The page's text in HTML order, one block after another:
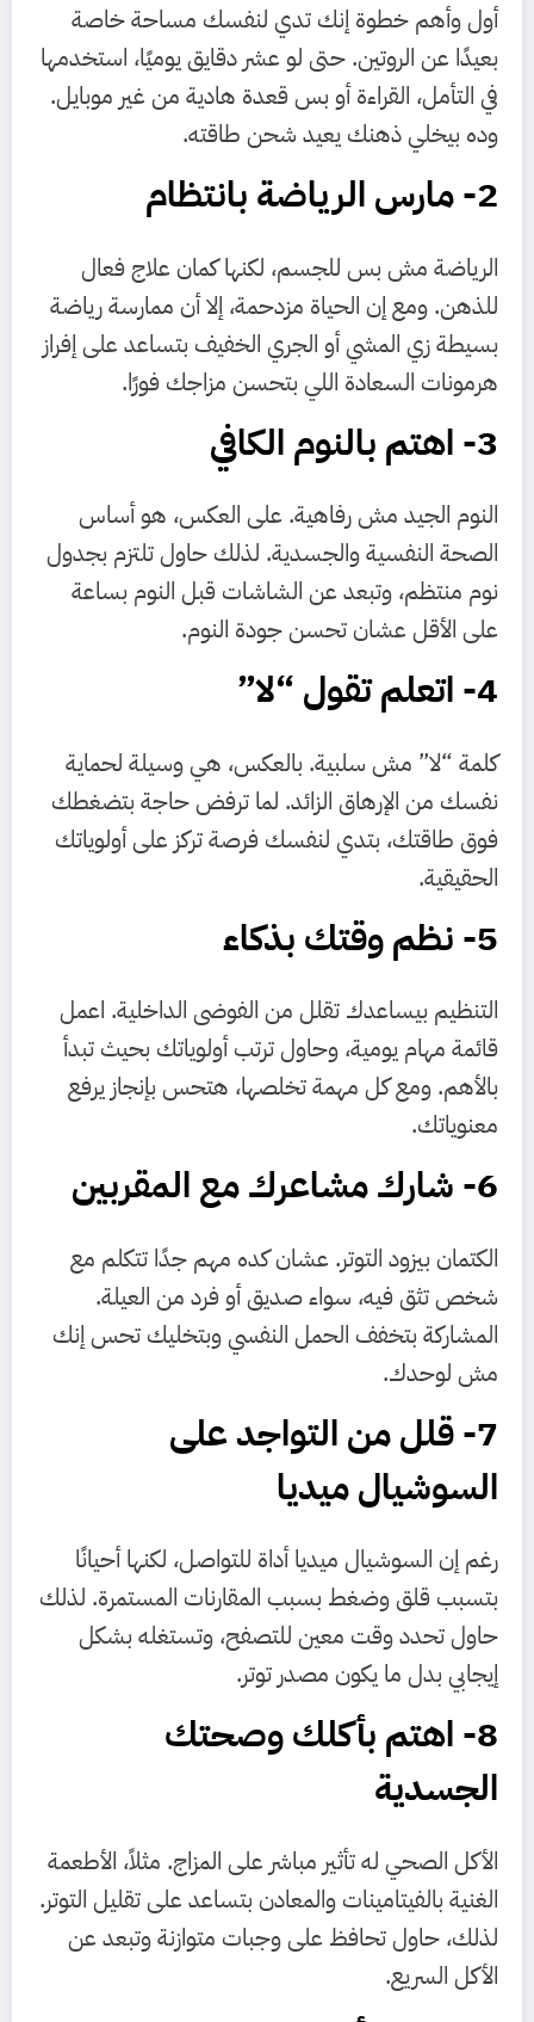
أول وأهم خطوة إنك تدي لنفسك مساحة خاصة
بعيدًا عن الروتين. حتى لو عشر دقايق يوميًا، استخدمها
في التأمل، القراءة أو بس قعدة هادية من غير موبايل.
وده بيخلي ذهنك يعيد شحن طاقته.
2- مارس الرياضة بانتظام
الرياضة مش بس للجسم، لكنها كمان علاج فعال
للذهن. ومع إن الحياة مزدحمة، إلا أن ممارسة رياضة
بسيطة زي المشي أو الجري الخفيف بتساعد على إفراز
هرمونات السعادة اللي بتحسن مزاجك فورًا.
3- اهتم بالنوم الكافي
النوم الجيد مش رفاهية. على العكس، هو أساس
الصحة النفسية والجسدية. لذلك حاول تلتزم بجدول
نوم منتظم، وتبعد عن الشاشات قبل النوم بساعة
على الأقل عشان تحسن جودة النوم.
4- اتعلم تقول “لا”
كلمة “لا” مش سلبية. بالعكس، هي وسيلة لحماية
نفسك من الإرهاق الزائد. لما ترفض حاجة بتضغطك
فوق طاقتك، بتدي لنفسك فرصة تركز على أولوياتك
الحقيقية.
5- نظم وقتك بذكاء
التنظيم بيساعدك تقلل من الفوضى الداخلية. اعمل
قائمة مهام يومية، وحاول ترتب أولوياتك بحيث تبدأ
بالأهم. ومع كل مهمة تخلصها، هتحس بإنجاز يرفع
معنوياتك.
6- شارك مشاعرك مع المقربين
الكتمان بيزود التوتر. عشان كده مهم جدًا تتكلم مع
شخص تثق فيه، سواء صديق أو فرد من العيلة.
المشاركة بتخفف الحمل النفسي وبتخليك تحس إنك
مش لوحدك.
7- قلل من التواجد على
السوشيال ميديا
رغم إن السوشيال ميديا أداة للتواصل، لكنها أحيانًا
بتسبب قلق وضغط بسبب المقارنات المستمرة. لذلك
حاول تحدد وقت معين للتصفح، وتستغله بشكل
إيجابي بدل ما يكون مصدر توتر.
8- اهتم بأكلك وصحتك
الجسدية
الأكل الصحي له تأثير مباشر على المزاج. مثلاً، الأطعمة
الغنية بالفيتامينات والمعادن بتساعد على تقليل التوتر.
لذلك، حاول تحافظ على وجبات متوازنة وتبعد عن
الأكل السريع.